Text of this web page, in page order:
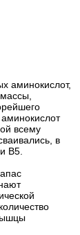
аминокислот,
всему
в
B5.